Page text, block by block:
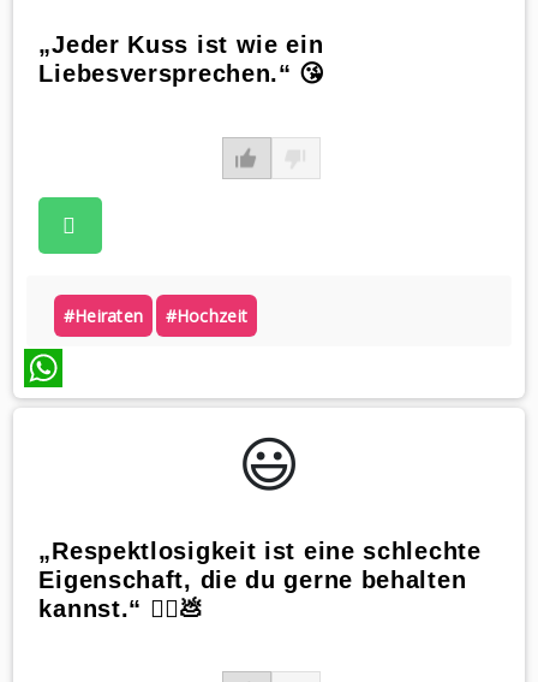
„Jeder Kuss ist wie ein
Liebesversprechen.“ 😘
#heiraten #hochzeit
WhatsApp
😃️
„Respektlosigkeit ist eine schlechte
Eigenschaft, die du gerne behalten
kannst.“ 🧟‍♂️💩